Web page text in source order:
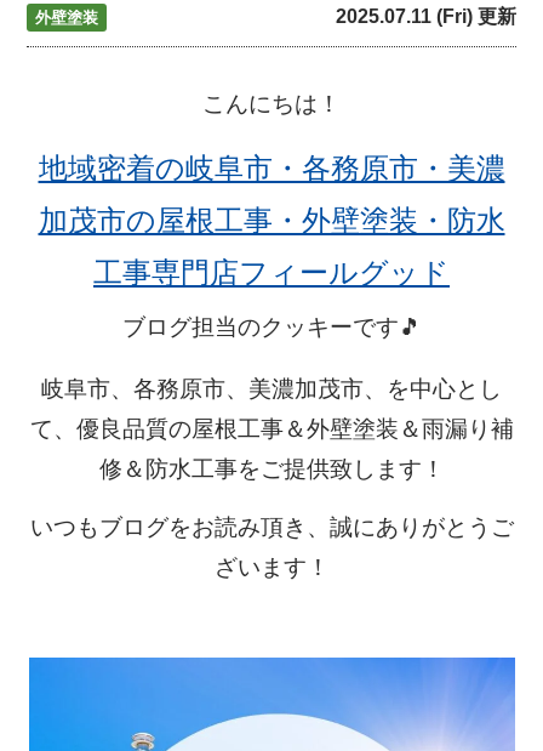
外壁塗装 2025.07.11 (Fri) 更新
こんにちは！
地域密着の岐阜市・各務原市・美濃
加茂市の屋根工事・外壁塗装・防水
工事専門店フィールグッド
ブログ担当のクッキーです🎵
岐阜市、各務原市、美濃加茂市、を中心とし
て、優良品質の屋根工事＆外壁塗装＆雨漏り補
修＆防水工事をご提供致します！
いつもブログをお読み頂き、誠にありがとうご
ざいます！